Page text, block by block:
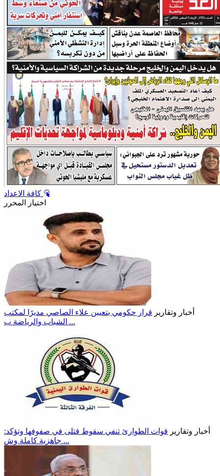
اختيار المحرر
أخبار وتقارير قرار حكومي بتعيين علاء الصاصي مديرًا لمكتب
الشباب والرياضة ب ...
أخبار وتقارير قوات الطوارئ تنفي سقوط قتلى في صفوفها وتؤكد:
جاهزية كاملة وش ...